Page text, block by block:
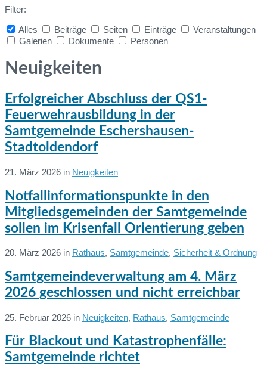
Filter:
Alles
Beiträge Seiten Einträge
Veranstaltungen
Galerien
Dokumente Personen
search
Neuigkeiten
Erfolgreicher Abschluss der QS1-
Feuerwehrausbildung in der
Samtgemeinde Eschershausen-
Stadtoldendorf
21. März 2026 in Neuigkeiten
Weiterlesen
Notfallinformationspunkte in den
Mitgliedsgemeinden der Samtgemeinde
sollen im Krisenfall Orientierung geben
20. März 2026 in Rathaus, Samtgemeinde, Sicherheit & Ordnung
Weiterlesen
Samtgemeindeverwaltung am 4. März
2026 geschlossen und nicht erreichbar
25. Februar 2026 in Neuigkeiten, Rathaus, Samtgemeinde
Weiterlesen
Für Blackout und Katastrophenfälle:
Samtgemeinde richtet